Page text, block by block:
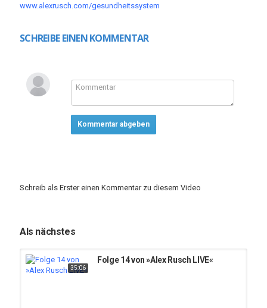
www.alexrusch.com/gesundheitssystem
SCHREIBE EINEN KOMMENTAR
Kommentar abgeben
Schreib als Erster einen Kommentar zu diesem Video
Als nächstes
35:06
Folge 14 von »Alex Rusch LIVE«